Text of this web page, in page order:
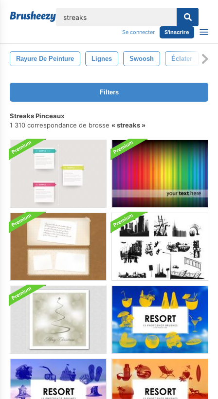
Se connecter S'inscrire
Rayure De Peinture Lignes Swoosh Éclater
Filters
Streaks Pinceaux
1 310 correspondance de brosse
streaks